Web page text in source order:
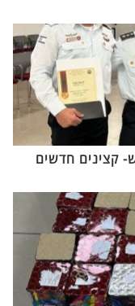
קצינים חדשים